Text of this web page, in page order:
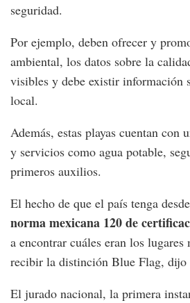
seguridad.
Por ejemplo, deben ofrecer y
ambiental, los datos sobre la
visibles y debe existir información
local.
Además, estas playas cuentan con
y servicios como agua potable,
primeros auxilios.
El hecho de que el país tenga
norma mexicana 120 de
a encontrar cuáles eran los lugares
recibir la distinción Blue Flag, dijo
El jurado nacional, la primera